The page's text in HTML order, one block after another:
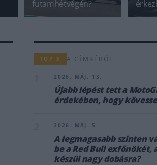
futamhétvégén?
TOP 5 A CÍMKÉBŐL
2026. MÁJ. 13.
Újabb lépést tett a
érdekében, hogy
2026. MÁJ. 5.
A legmagasabb szinten
be a Red Bull exfőnökét,
készül nagy dobásra?